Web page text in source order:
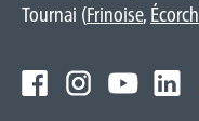
Tournai (Frinoise,